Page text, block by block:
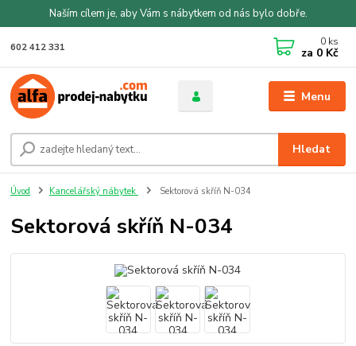
Naším cílem je, aby Vám s nábytkem od nás bylo dobře.
Menu
Hledat
602 412 331 0 ks
za 0 Kč
Úvod Kancelářský nábytek Sektorová skříň N-034
Sektorová skříň N-034